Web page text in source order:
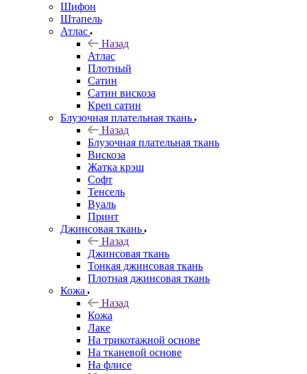
Шифон
Штапель
Атлас
Назад
Атлас
Плотный
Сатин
Сатин вискоза
Креп сатин
Блузочная плательная ткань
Назад
Блузочная плательная ткань
Вискоза
Жатка крэш
Софт
Тенсель
Вуаль
Принт
Джинсовая ткань
Назад
Джинсовая ткань
Тонкая джинсовая ткань
Плотная джинсовая ткань
Кожа
Назад
Кожа
Лаке
На трикотажной основе
На тканевой основе
На флисе